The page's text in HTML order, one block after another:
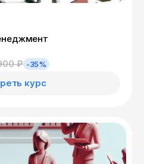
₽ -35%
курс